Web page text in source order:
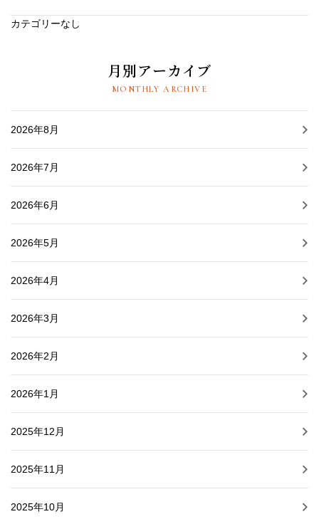
カテゴリーなし
月別アーカイブ
MONTHLY ARCHIVE
2026年8月
2026年7月
2026年6月
2026年5月
2026年4月
2026年3月
2026年2月
2026年1月
2025年12月
2025年11月
2025年10月